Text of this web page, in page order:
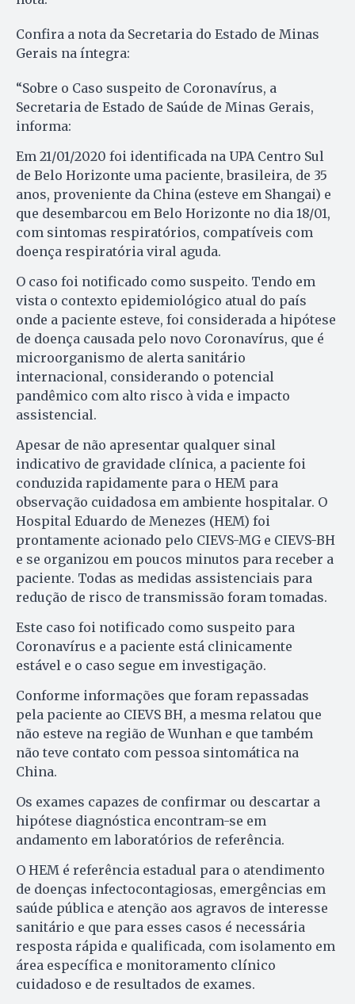
Confira a nota da Secretaria do Estado de Minas
Gerais na íntegra:
“Sobre o Caso suspeito de Coronavírus, a
Secretaria de Estado de Saúde de Minas Gerais,
informa:
Em 21/01/2020 foi identificada na UPA Centro Sul
de Belo Horizonte uma paciente, brasileira, de 35
anos, proveniente da China (esteve em Shangai) e
que desembarcou em Belo Horizonte no dia 18/01,
com sintomas respiratórios, compatíveis com
doença respiratória viral aguda.
O caso foi notificado como suspeito. Tendo em
vista o contexto epidemiológico atual do país
onde a paciente esteve, foi considerada a hipótese
de doença causada pelo novo Coronavírus, que é
microorganismo de alerta sanitário
internacional, considerando o potencial
pandêmico com alto risco à vida e impacto
assistencial.
Apesar de não apresentar qualquer sinal
indicativo de gravidade clínica, a paciente foi
conduzida rapidamente para o HEM para
observação cuidadosa em ambiente hospitalar. O
Hospital Eduardo de Menezes (HEM) foi
prontamente acionado pelo CIEVS-MG e CIEVS-BH
e se organizou em poucos minutos para receber a
paciente. Todas as medidas assistenciais para
redução de risco de transmissão foram tomadas.
Este caso foi notificado como suspeito para
Coronavírus e a paciente está clinicamente
estável e o caso segue em investigação.
Conforme informações que foram repassadas
pela paciente ao CIEVS BH, a mesma relatou que
não esteve na região de Wunhan e que também
não teve contato com pessoa sintomática na
China.
Os exames capazes de confirmar ou descartar a
hipótese diagnóstica encontram-se em
andamento em laboratórios de referência.
O HEM é referência estadual para o atendimento
de doenças infectocontagiosas, emergências em
saúde pública e atenção aos agravos de interesse
sanitário e que para esses casos é necessária
resposta rápida e qualificada, com isolamento em
área específica e monitoramento clínico
cuidadoso e de resultados de exames.